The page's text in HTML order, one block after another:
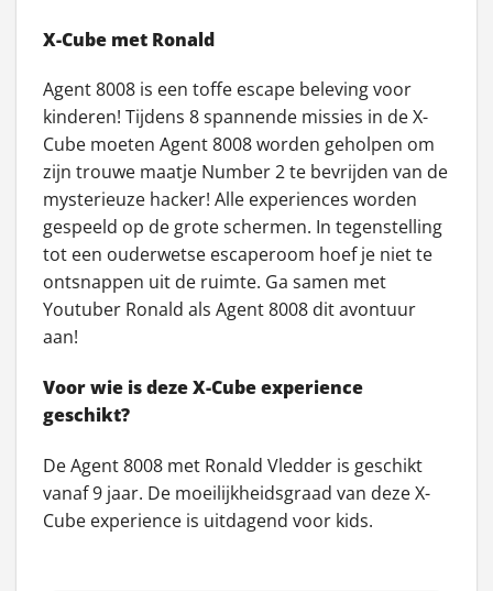
X-Cube met Ronald
Agent 8008 is een toffe escape beleving voor
kinderen! Tijdens 8 spannende missies in de X-
Cube moeten Agent 8008 worden geholpen om
zijn trouwe maatje Number 2 te bevrijden van de
mysterieuze hacker! Alle experiences worden
gespeeld op de grote schermen. In tegenstelling
tot een ouderwetse escaperoom hoef je niet te
ontsnappen uit de ruimte. Ga samen met
Youtuber Ronald als Agent 8008 dit avontuur
aan!
Voor wie is deze X-Cube experience
geschikt?
De Agent 8008 met Ronald Vledder is geschikt
vanaf 9 jaar. De moeilijkheidsgraad van deze X-
Cube experience is uitdagend voor kids.